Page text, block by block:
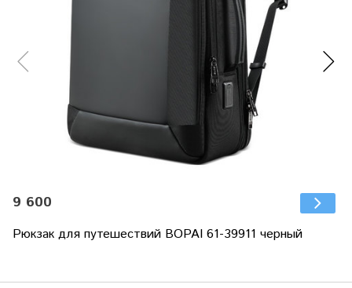
9 600
Рюкзак для путешествий BOPAI 61-39911 черный